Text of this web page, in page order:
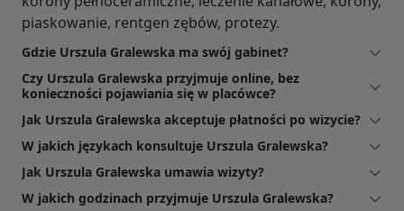
piaskowanie, rentgen zębów, protezy.
Gdzie Urszula Gralewska ma swój gabinet?
Czy Urszula Gralewska przyjmuje online, bez
konieczności pojawiania się w placówce?
Jak Urszula Gralewska akceptuje płatności po wizycie?
W jakich językach konsultuje Urszula Gralewska?
Jak Urszula Gralewska umawia wizyty?
W jakich godzinach przyjmuje Urszula Gralewska?